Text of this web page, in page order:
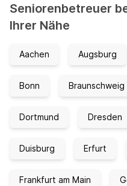
Seniorenbetreuer
Ihrer Nähe
Aachen Augsburg
Bonn Braunschweig
Dortmund Dresden
Duisburg Erfurt
Frankfurt am Main